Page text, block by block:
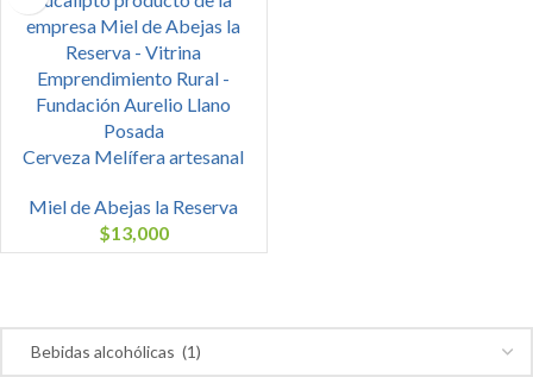
Cerveza Melífera artesanal
Miel de Abejas la Reserva
$13,000